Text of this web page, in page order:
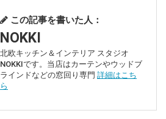
この記事を書いた人：
NOKKI
北欧キッチン＆インテリア スタジオ
NOKKIです。当店はカーテンやウッドブ
ラインドなどの窓回り専門 詳細はこち
ら